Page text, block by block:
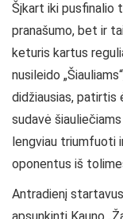
Šįkart iki pusfinalio
pranašumo, bet ir
keturis kartus
nusileido
didžiausias, patirtis
sudavė
lengviau triumfuoti
oponentus iš
Antradienį